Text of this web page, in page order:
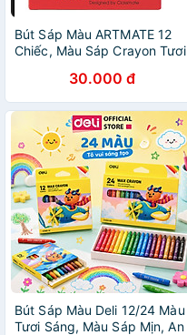
Bút Sáp Màu ARTMATE 12
Chiếc, Màu Sáp Crayon Tươi
30.000 đ
Bút Sáp Màu Deli 12/24 Màu
Tươi Sáng, Màu Sáp Mịn, An